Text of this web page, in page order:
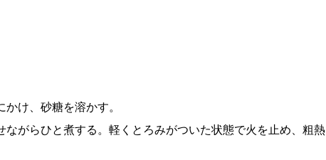
け、砂糖を溶かす。
ながらひと煮する。軽くとろみがついた状態で火を止め、粗熱